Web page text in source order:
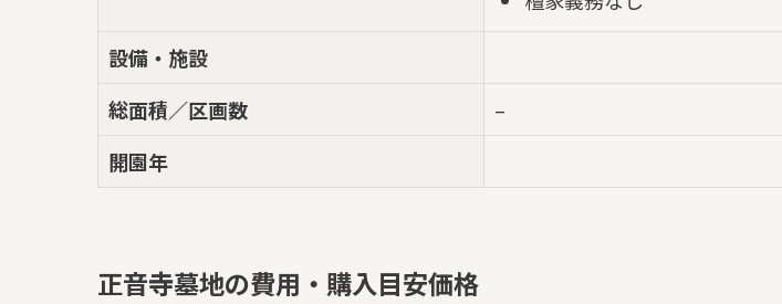
設備・施設
総面積／区画数
–
開園年
正音寺墓地の費用・購入目安価格